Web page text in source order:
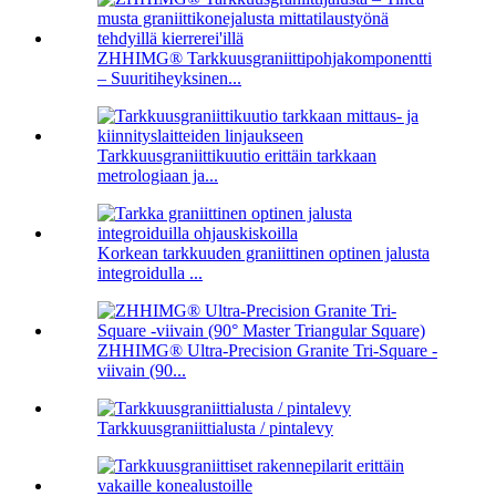
ZHHIMG® Tarkkuusgraniittipohjakomponentti
– Suuritiheyksinen...
Tarkkuusgraniittikuutio erittäin tarkkaan
metrologiaan ja...
Korkean tarkkuuden graniittinen optinen jalusta
integroidulla ...
ZHHIMG® Ultra-Precision Granite Tri-Square -
viivain (90...
Tarkkuusgraniittialusta / pintalevy